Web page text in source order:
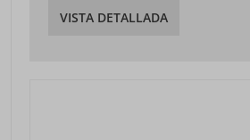
VISTA DETALLADA